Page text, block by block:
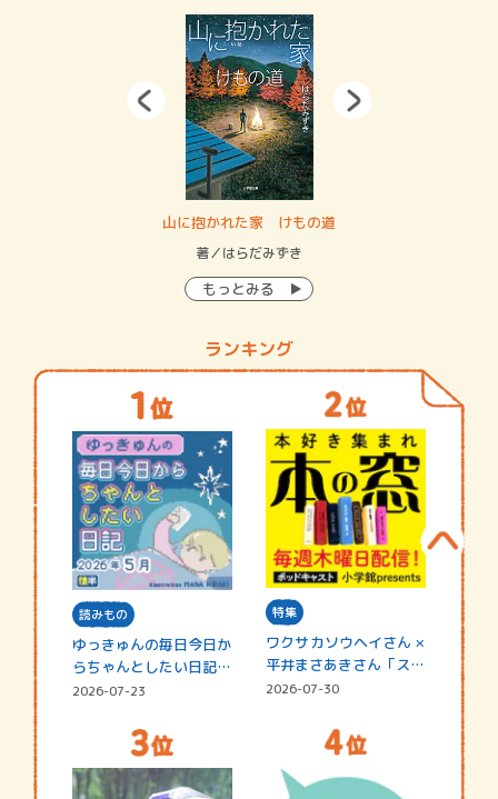
山に抱かれた家 けもの道
著／はらだみずき
もっとみる
ランキング
読みもの
ゆっきゅんの毎日今日か
らちゃんとしたい日記
☆202…
2026-07-23
特集
ワクサカソウヘイさん ×
平井まさあきさん「スペ
シャ…
2026-07-30